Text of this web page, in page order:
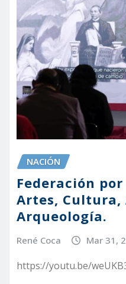
NACIÓN
Federación
Artes,
Arqueología.
René Coca Mar 31,
https://youtu.be/